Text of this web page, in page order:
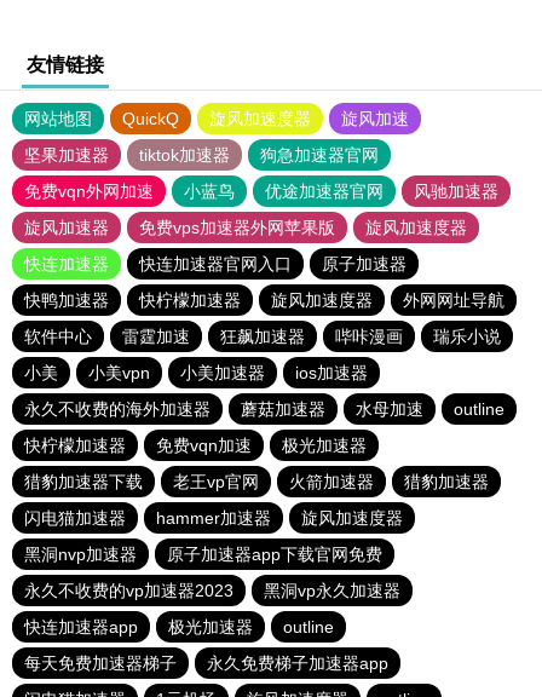
友情链接
网站地图 QuickQ 旋风加速度器
旋风加速
坚果加速器
tiktok加速器
狗急加速器官网
免费vqn外网加速
小蓝鸟 优途加速器官网
风驰加速器
旋风加速器
免费vps加速器外网苹果版
旋风加速度器
快连加速器
快连加速器官网入口
原子加速器
快鸭加速器
快柠檬加速器 旋风加速度器
外网网址导航
软件中心
雷霆加速 狂飙加速器 哔咔漫画
瑞乐小说
小美
小美vpn 小美加速器
ios加速器
永久不收费的海外加速器
蘑菇加速器 水母加速
outline
快柠檬加速器
免费vqn加速
极光加速器
猎豹加速器下载
老王vp官网 火箭加速器
猎豹加速器
闪电猫加速器
hammer加速器
旋风加速度器
黑洞nvp加速器
原子加速器app下载官网免费
永久不收费的vp加速器2023
黑洞vp永久加速器
快连加速器app
极光加速器
outline
每天免费加速器梯子
永久免费梯子加速器app